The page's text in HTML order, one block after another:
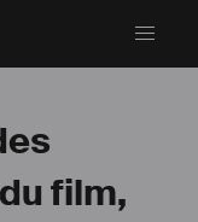
film,